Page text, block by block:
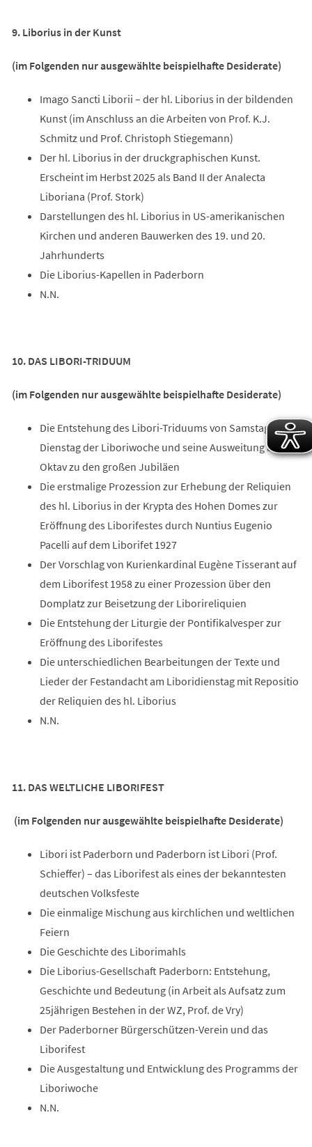
9. Liborius in der Kunst
(im Folgenden nur ausgewählte beispielhafte Desiderate)
Imago Sancti Liborii – der hl. Liborius in der bildenden
Kunst (im Anschluss an die Arbeiten von Prof. K.J.
Schmitz und Prof. Christoph Stiegemann)
Der hl. Liborius in der druckgraphischen Kunst.
Erscheint im Herbst 2025 als Band II der Analecta
Liboriana (Prof. Stork)
Darstellungen des hl. Liborius in US-amerikanischen
Kirchen und anderen Bauwerken des 19. und 20.
Jahrhunderts
Die Liborius-Kapellen in Paderborn
N.N.
10. DAS LIBORI-TRIDUUM
(im Folgenden nur ausgewählte beispielhafte Desiderate)
Die Entstehung des Libori-Triduums von Samstag bis
Dienstag der Liboriwoche und seine Ausweitung auf die
Oktav zu den großen Jubiläen
Die erstmalige Prozession zur Erhebung der Reliquien
des hl. Liborius in der Krypta des Hohen Domes zur
Eröffnung des Liborifestes durch Nuntius Eugenio
Pacelli auf dem Liborifet 1927
Der Vorschlag von Kurienkardinal Eugène Tisserant auf
dem Liborifest 1958 zu einer Prozession über den
Domplatz zur Beisetzung der Liborireliquien
Die Entstehung der Liturgie der Pontifikalvesper zur
Eröffnung des Liborifestes
Die unterschiedlichen Bearbeitungen der Texte und
Lieder der Festandacht am Liboridienstag mit Repositio
der Reliquien des hl. Liborius
N.N.
11. DAS WELTLICHE LIBORIFEST
(im Folgenden nur ausgewählte beispielhafte Desiderate)
Libori ist Paderborn und Paderborn ist Libori (Prof.
Schieffer) – das Liborifest als eines der bekanntesten
deutschen Volksfeste
Die einmalige Mischung aus kirchlichen und weltlichen
Feiern
Die Geschichte des Liborimahls
Die Liborius-Gesellschaft Paderborn: Entstehung,
Geschichte und Bedeutung (in Arbeit als Aufsatz zum
25jährigen Bestehen in der WZ, Prof. de Vry)
Der Paderborner Bürgerschützen-Verein und das
Liborifest
Die Ausgestaltung und Entwicklung des Programms der
Liboriwoche
N.N.